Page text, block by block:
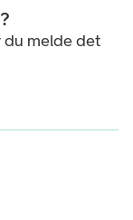
du melde det